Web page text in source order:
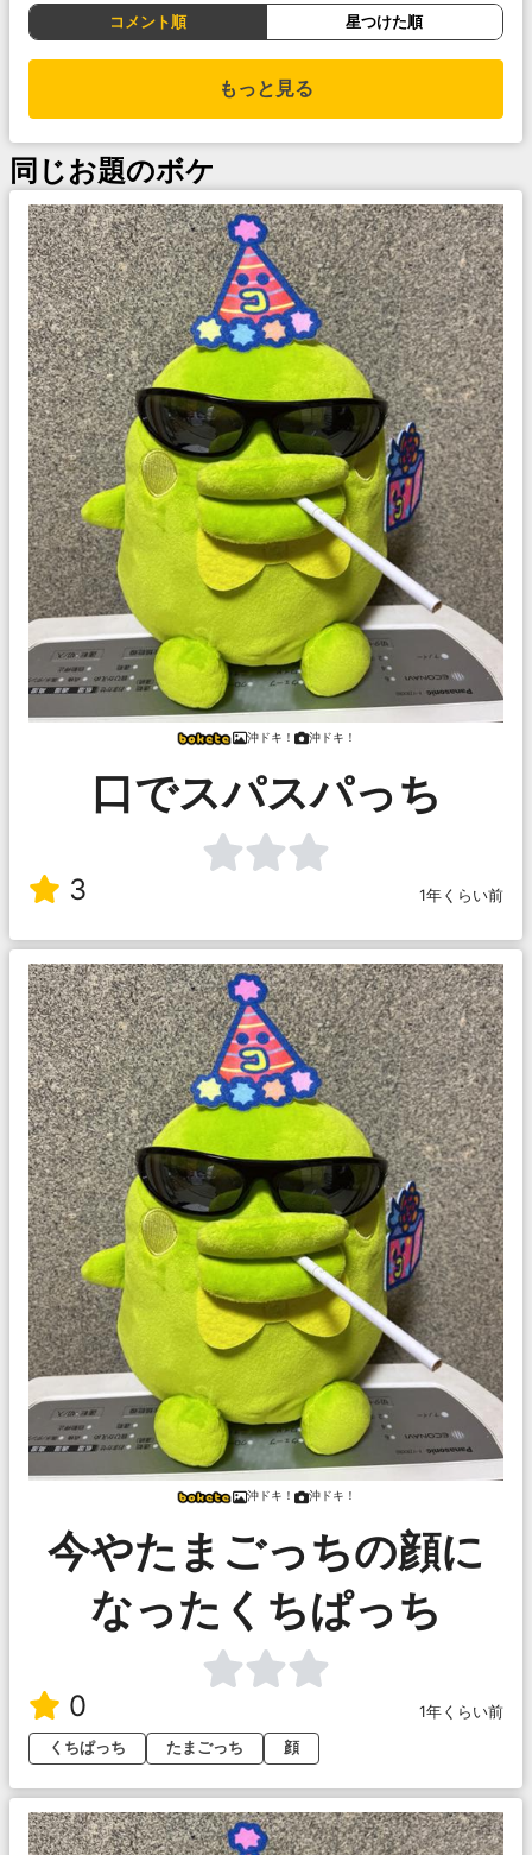
コメント順 星つけた順
もっと見る
同じお題のボケ
沖ドキ！ 沖ドキ！
口でスパスパっち
3 1年くらい前
沖ドキ！ 沖ドキ！
今やたまごっちの顔に
なったくちぱっち
0
1年くらい前
くちぱっち
たまごっち 顔